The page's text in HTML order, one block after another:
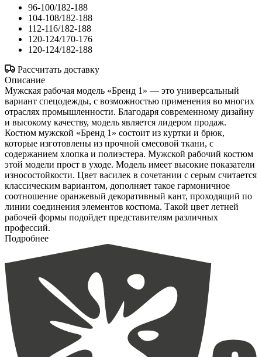
96-100/182-188
104-108/182-188
112-116/182-188
120-124/170-176
120-124/182-188
Рассчитать доставку
Описание
Мужская рабочая модель «Бренд 1» — это универсальный
вариант спецодежды, с возможностью применения во многих
отраслях промышленности. Благодаря современному дизайну
и высокому качеству, модель является лидером продаж.
Костюм мужской «Бренд 1» состоит из куртки и брюк,
которые изготовлены из прочной смесовой ткани, с
содержанием хлопка и полиэстера. Мужской рабочий костюм
этой модели прост в уходе. Модель имеет высокие показатели
износостойкости. Цвет василек в сочетании с серым считается
классическим вариантом, дополняет такое гармоничное
соотношение оранжевый декоративный кант, проходящий по
линии соединения элементов костюма. Такой цвет летней
рабочей формы подойдет представителям различных
профессий.
Подробнее